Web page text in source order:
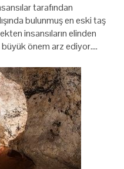
tarafından
bulunmuş en eski taş
insansıların elinden
büyük önem arz ediyor.…